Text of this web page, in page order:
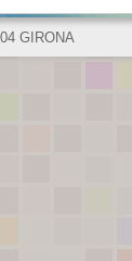
GIRONA